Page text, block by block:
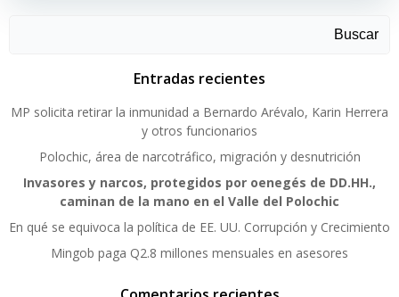
Buscar
Entradas recientes
MP solicita retirar la inmunidad a Bernardo Arévalo, Karin Herrera
y otros funcionarios
Polochic, área de narcotráfico, migración y desnutrición
Invasores y narcos, protegidos por oenegés de DD.HH.,
caminan de la mano en el Valle del Polochic
En qué se equivoca la política de EE. UU. Corrupción y Crecimiento
Mingob paga Q2.8 millones mensuales en asesores